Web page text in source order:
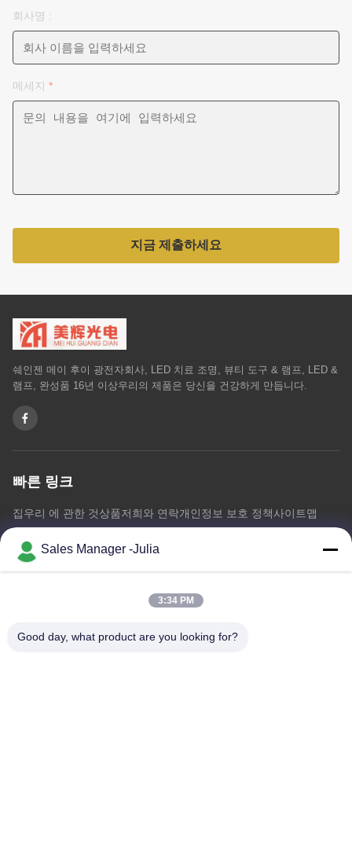
회사명 :
메세지 *
지금 제출하세요
쉐인젠 메이 후이 광전자회사, LED 치료 조명, 뷰티 도구 & 램프, LED &
램프, 완성품 16년 이상우리의 제품은 당신을 건강하게 만듭니다.
빠른 링크
집우리 에 관한 것상품저희와 연락개인정보 보호 정책사이트맵
저희와 연락
주소:: 바닥 8/9, 도메인, 이산화 질소 데정 도로, 시롱자이 커뮤니
정보 공단
Sales Manager -Julia
3:34 PM
Good day, what product are you looking for?